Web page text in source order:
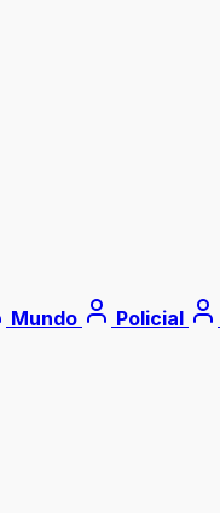
Mundo Policial